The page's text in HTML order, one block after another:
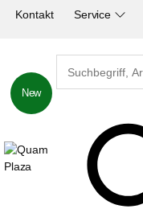
Kontakt Service
New